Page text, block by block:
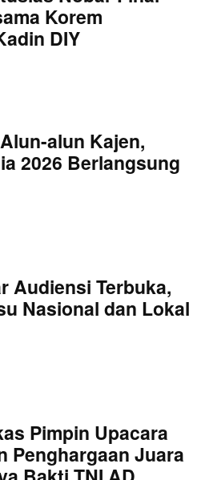
Korem
DIY
alun Kajen,
2026 Berlangsung
Audiensi Terbuka,
Nasional dan Lokal
Pimpin Upacara
Penghargaan Juara